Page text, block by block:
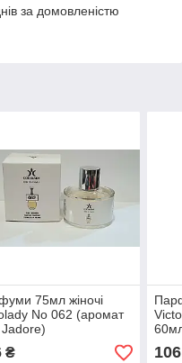
за домовленістю
75мл жіночі
No 062 (аромат
₴ 106